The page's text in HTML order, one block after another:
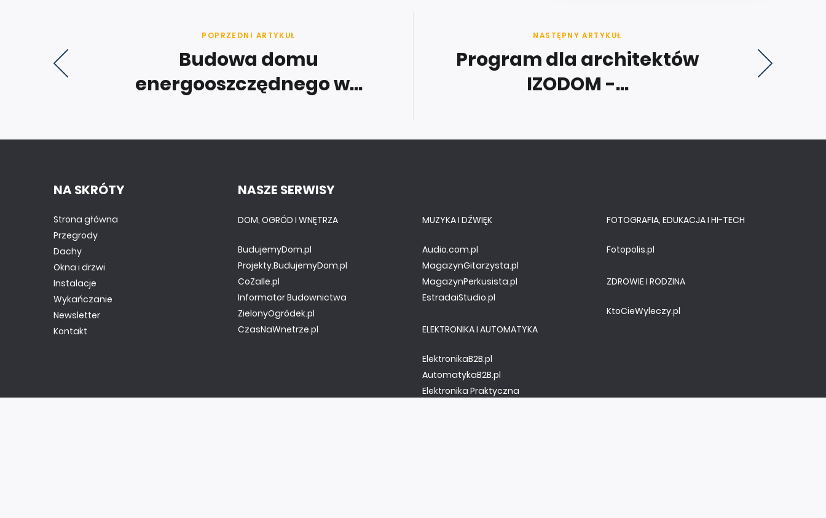
POPRZEDNI ARTYKUŁ
Budowa domu
energooszczędnego w...
NASTĘPNY ARTYKUŁ
Program dla architektów
IZODOM -...
NA SKRÓTY
Strona główna
Przegrody
Dachy
Okna i drzwi
Instalacje
Wykańczanie
Newsletter
Kontakt
NASZE SERWISY
DOM, OGRÓD I WNĘTRZA
BudujemyDom.pl
Projekty.BudujemyDom.pl
CoZaIle.pl
Informator Budownictwa
ZielonyOgródek.pl
CzasNaWnetrze.pl
MUZYKA I DŹWIĘK
Audio.com.pl
MagazynGitarzysta.pl
MagazynPerkusista.pl
EstradaiStudio.pl
ELEKTRONIKA I AUTOMATYKA
ElektronikaB2B.pl
AutomatykaB2B.pl
Elektronika Praktyczna
FOTOGRAFIA, EDUKACJA I HI-TECH
Fotopolis.pl
ZDROWIE I RODZINA
KtoCieWyleczy.pl